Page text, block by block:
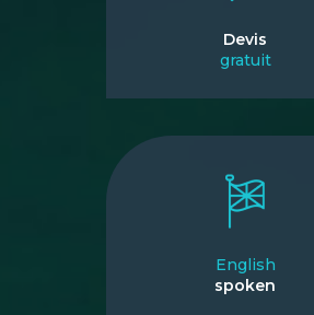
Devis
gratuit
English
spoken